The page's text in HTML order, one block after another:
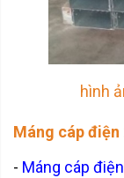
hình
Máng cáp điện
- Máng cáp điện